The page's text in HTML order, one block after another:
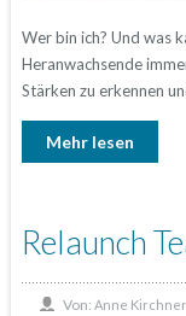
Wer bin ich? Und was
Heranwachsende
Stärken zu erkennen
Mehr lesen
Relaunch
Von: Anne Kirchner